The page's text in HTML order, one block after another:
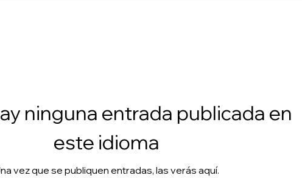
ninguna entrada publicada en
este idioma
vez que se publiquen entradas, las verás aquí.